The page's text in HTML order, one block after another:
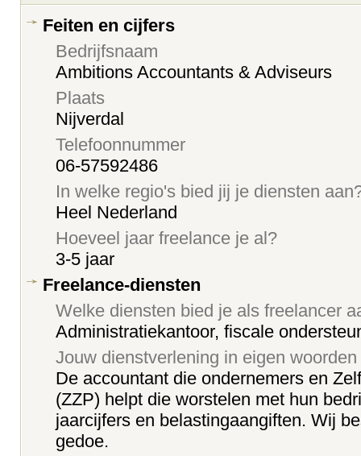
Feiten en cijfers
Bedrijfsnaam
Ambitions Accountants & Adviseurs
Plaats
Nijverdal
Telefoonnummer
06-57592486
In welke regio's bied jij je diensten
Heel Nederland
Hoeveel jaar freelance je al?
3-5 jaar
Freelance-diensten
Welke diensten bied je als freelancer
Administratiekantoor, fiscale
Jouw dienstverlening in eigen woorden
De accountant die ondernemers en
(ZZP) helpt die worstelen met hun
jaarcijfers en belastingaangiften. Wij
gedoe.